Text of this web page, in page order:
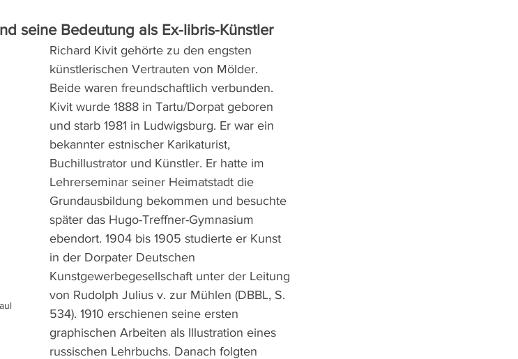
seine Bedeutung als Ex-libris-Künstler
Richard Kivit gehörte zu den engsten
künstlerischen Vertrauten von Mölder.
Beide waren freundschaftlich verbunden.
Kivit wurde 1888 in Tartu/Dorpat geboren
und starb 1981 in Ludwigsburg. Er war ein
bekannter estnischer Karikaturist,
Buchillustrator und Künstler. Er hatte im
Lehrerseminar seiner Heimatstadt die
Grundausbildung bekommen und besuchte
später das Hugo-Treffner-Gymnasium
ebendort. 1904 bis 1905 studierte er Kunst
in der Dorpater Deutschen
Kunstgewerbegesellschaft unter der Leitung
von Rudolph Julius v. zur Mühlen (DBBL, S.
534). 1910 erschienen seine ersten
graphischen Arbeiten als Illustration eines
russischen Lehrbuchs. Danach folgten